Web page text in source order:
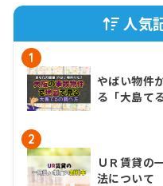
人気
1
やばい物件
る「大島て
2
ＵＲ賃貸の
法について